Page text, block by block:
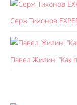
Серж Тихонов
Павел Жилин: “Как